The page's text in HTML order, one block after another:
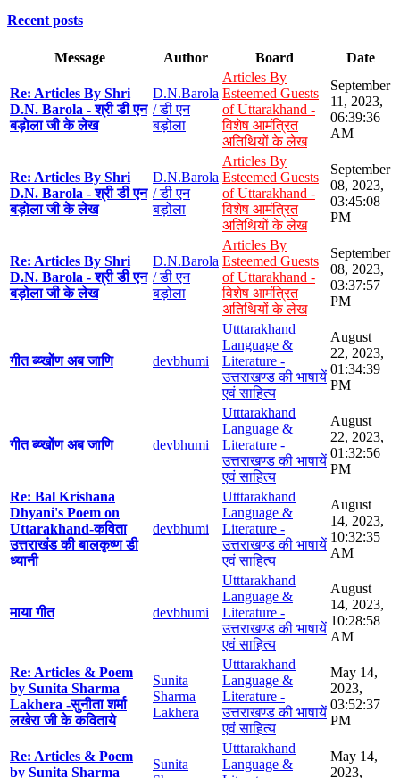
Recent posts
Message Author Board Date
Re: Articles By Shri
D.N. Barola - श्री डी एन
बड़ोला जी के लेख
D.N.Barola
/ डी एन
बड़ोला
Articles By
Esteemed Guests
of Uttarakhand -
विशेष आमंत्रित
अतिथियों के लेख
September
11, 2023,
06:39:36
AM
Re: Articles By Shri
D.N. Barola - श्री डी एन
बड़ोला जी के लेख
D.N.Barola
/ डी एन
बड़ोला
Articles By
Esteemed Guests
of Uttarakhand -
विशेष आमंत्रित
अतिथियों के लेख
September
08, 2023,
03:45:08
PM
Re: Articles By Shri
D.N. Barola - श्री डी एन
बड़ोला जी के लेख
D.N.Barola
/ डी एन
बड़ोला
Articles By
Esteemed Guests
of Uttarakhand -
विशेष आमंत्रित
अतिथियों के लेख
September
08, 2023,
03:37:57
PM
गीत ब्य्खोंण अब जाणि devbhumi
Utttarakhand
Language &
Literature -
उत्तराखण्ड की भाषायें
एवं साहित्य
August
22, 2023,
01:34:39
PM
गीत ब्य्खोंण अब जाणि devbhumi
Utttarakhand
Language &
Literature -
उत्तराखण्ड की भाषायें
एवं साहित्य
August
22, 2023,
01:32:56
PM
Re: Bal Krishana
Dhyani's Poem on
Uttarakhand-कविता
उत्तराखंड की बालकृष्ण डी
ध्यानी
devbhumi
Utttarakhand
Language &
Literature -
उत्तराखण्ड की भाषायें
एवं साहित्य
August
14, 2023,
10:32:35
AM
माया गीत devbhumi
Utttarakhand
Language &
Literature -
उत्तराखण्ड की भाषायें
एवं साहित्य
August
14, 2023,
10:28:58
AM
Re: Articles & Poem
by Sunita Sharma
Lakhera -सुनीता शर्मा
लखेरा जी के कविताये
Sunita
Sharma
Lakhera
Utttarakhand
Language &
Literature -
उत्तराखण्ड की भाषायें
एवं साहित्य
May 14,
2023,
03:52:37
PM
Re: Articles & Poem
by Sunita Sharma
Sunita
Utttarakhand
Language &
May 14,
2023,